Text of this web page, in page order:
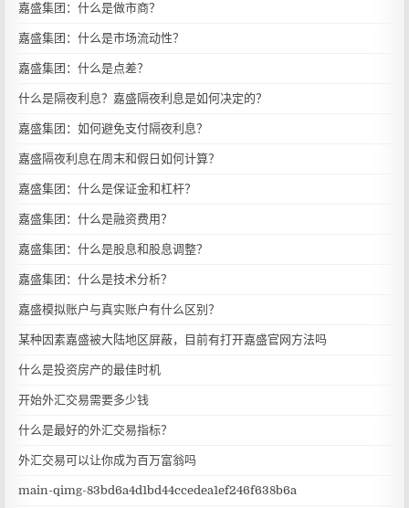
嘉盛集团：什么是做市商？
嘉盛集团：什么是市场流动性？
嘉盛集团：什么是点差？
什么是隔夜利息？嘉盛隔夜利息是如何决定的？
嘉盛集团：如何避免支付隔夜利息？
嘉盛隔夜利息在周末和假日如何计算？
嘉盛集团：什么是保证金和杠杆？
嘉盛集团：什么是融资费用？
嘉盛集团：什么是股息和股息调整？
嘉盛集团：什么是技术分析？
嘉盛模拟账户与真实账户有什么区别？
某种因素嘉盛被大陆地区屏蔽，目前有打开嘉盛官网方法吗
什么是投资房产的最佳时机
开始外汇交易需要多少钱
什么是最好的外汇交易指标？
外汇交易可以让你成为百万富翁吗
main-qimg-83bd6a4d1bd44ccedea1ef246f638b6a